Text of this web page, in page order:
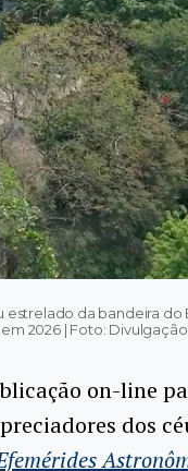
estrelado da bandeira
2026 | Foto: Divulgação
on-line
dos